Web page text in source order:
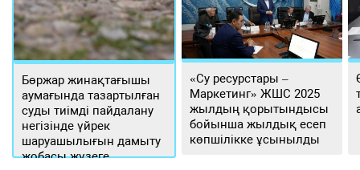
Бөржар жинақтағышы
аумағында тазартылған
суды тиімді пайдалану
негізінде үйрек
шаруашылығын дамыту
жобасы жүзеге
«Су ресурстары –
Маркетинг» ЖШС 2025
жылдың қорытындысы
бойынша жылдық есеп
көпшілікке ұсынылды